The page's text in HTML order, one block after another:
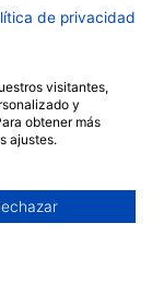
información
de privacidad
visitantes,
y
obtener más
ajustes.